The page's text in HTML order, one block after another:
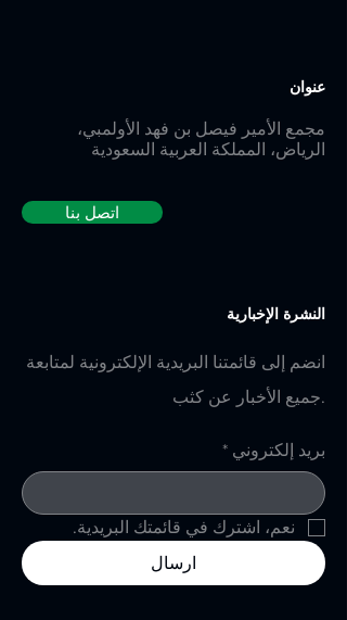
عنوان
مجمع الأمير فيصل بن فهد الأولمبي،
الرياض، المملكة العربية السعودية
اتصل بنا
النشرة الإخبارية
انضم إلى قائمتنا البريدية الإلكترونية لمتابعة
جميع الأخبار عن كثب.
بريد إلكتروني *
نعم، اشترك في قائمتك البريدية.
ارسال